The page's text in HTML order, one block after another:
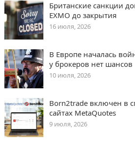
Британские санкции
EXMO до закрытия
16 июля, 2026
В Европе началась
у брокеров нет шансов
10 июля, 2026
Born2trade включен в
сайтах MetaQuotes
9 июля, 2026